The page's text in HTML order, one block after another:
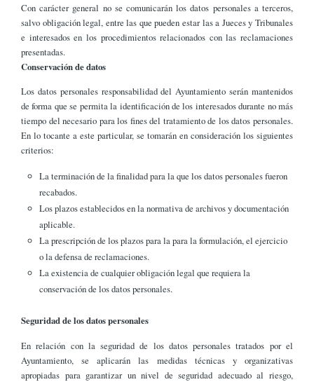
Con carácter general no se comunicarán los datos personales a terceros,
salvo obligación legal, entre las que pueden estar las a Jueces y Tribunales
e interesados en los procedimientos relacionados con las reclamaciones
presentadas.
Conservación de datos
Los datos personales responsabilidad del Ayuntamiento serán mantenidos
de forma que se permita la identificación de los interesados durante no más
tiempo del necesario para los fines del tratamiento de los datos personales.
En lo tocante a este particular, se tomarán en consideración los siguientes
criterios:
La terminación de la finalidad para la que los datos personales fueron
recabados.
Los plazos establecidos en la normativa de archivos y documentación
aplicable.
La prescripción de los plazos para la para la formulación, el ejercicio
o la defensa de reclamaciones.
La existencia de cualquier obligación legal que requiera la
conservación de los datos personales.
Seguridad de los datos personales
En relación con la seguridad de los datos personales tratados por el
Ayuntamiento, se aplicarán las medidas técnicas y organizativas
apropiadas para garantizar un nivel de seguridad adecuado al riesgo,